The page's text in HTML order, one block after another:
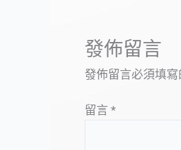
發佈留言
發佈留言必須填
留言 *